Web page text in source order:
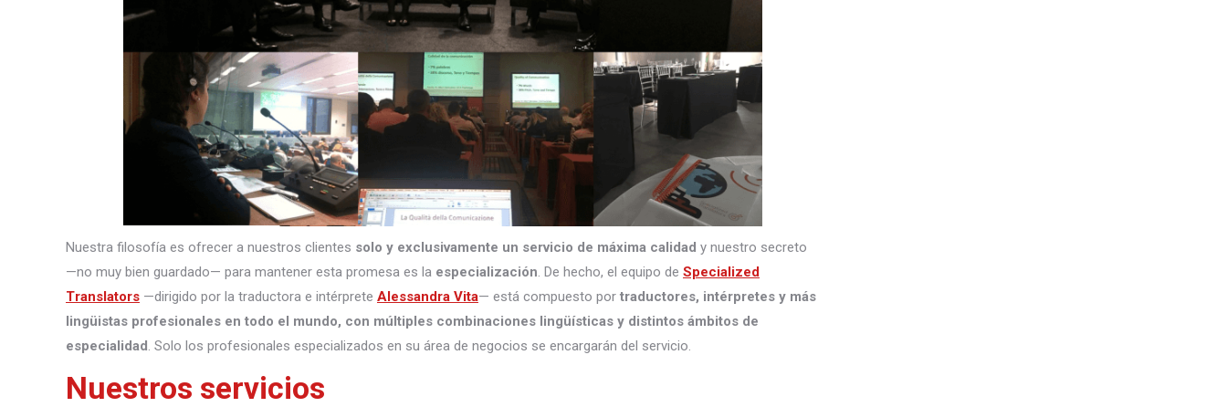
Nuestra filosofía es ofrecer a nuestros clientes solo y exclusivamente un servicio de máxima calidad y nuestro secreto
—no muy bien guardado— para mantener esta promesa es la especialización . De hecho, el equipo de Specialized
Translators —dirigido por la traductora e intérprete Alessandra Vita— está compuesto por traductores, intérpretes y más
lingüistas profesionales en todo el mundo, con múltiples combinaciones lingüísticas y distintos ámbitos de
especialidad . Solo los profesionales especializados en su área de negocios se encargarán del servicio.
Nuestros servicios